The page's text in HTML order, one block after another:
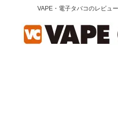
VAPE・電子タバコのレビュ